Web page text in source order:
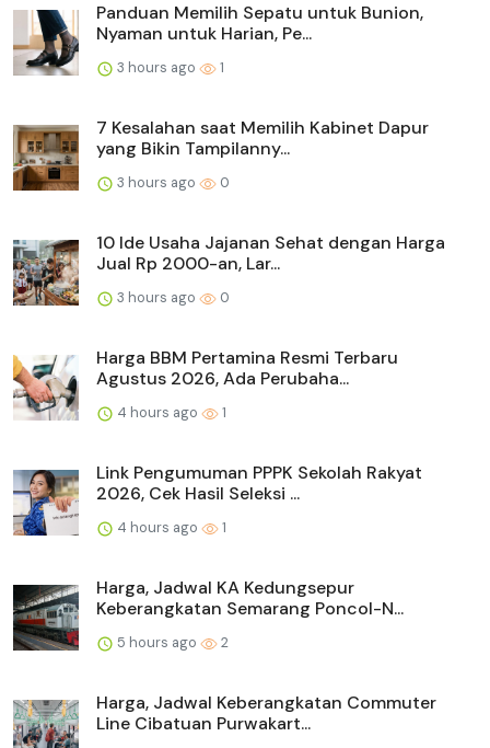
Panduan Memilih Sepatu untuk Bunion,
Nyaman untuk Harian, Pe...
3 hours ago 1
7 Kesalahan saat Memilih Kabinet Dapur
yang Bikin Tampilanny...
3 hours ago 0
10 Ide Usaha Jajanan Sehat dengan Harga
Jual Rp 2000-an, Lar...
3 hours ago 0
Harga BBM Pertamina Resmi Terbaru
Agustus 2026, Ada Perubaha...
4 hours ago 1
Link Pengumuman PPPK Sekolah Rakyat
2026, Cek Hasil Seleksi ...
4 hours ago 1
Harga, Jadwal KA Kedungsepur
Keberangkatan Semarang Poncol-N...
5 hours ago 2
Harga, Jadwal Keberangkatan Commuter
Line Cibatuan Purwakart...